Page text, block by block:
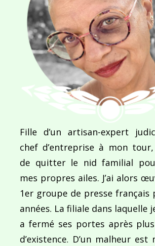
Ce site utilise Akismet pour
commentaires sont traitées.
l’article
ColorpopFille d’un artisan-expert
chef d’entreprise à mon tour,
de quitter le nid familial
mes propres ailes. J’ai alors
1er groupe de presse français
années. La filiale dans laquelle
a fermé ses portes après
d’existence. D’un malheur est